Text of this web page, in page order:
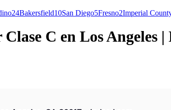
24Bakersfield10San Diego5Fresno2Imperial
C en Los Angeles |